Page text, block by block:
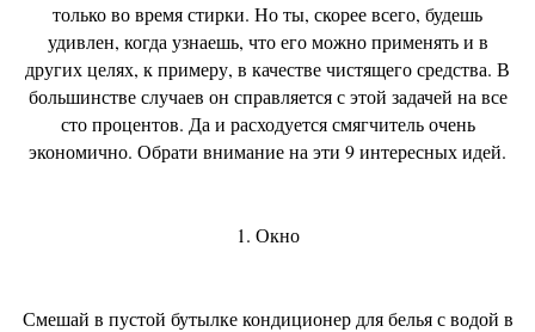
только во время стирки. Но ты, скорее всего, будешь
удивлен, когда узнаешь, что его можно применять и в
других целях, к примеру, в качестве чистящего средства. В
большинстве случаев он справляется с этой задачей на все
сто процентов. Да и расходуется смягчитель очень
экономично. Обрати внимание на эти 9 интересных идей.
1. Окно
Смешай в пустой бутылке кондиционер для белья с водой в